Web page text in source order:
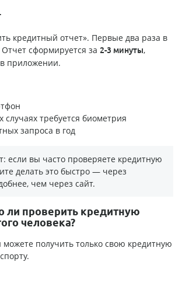
кредитный отчет». Первые два раза в
сформируется за 2-3 минуты,
приложении.
случаях требуется биометрия
запроса в год
если вы часто проверяете кредитную
делать это быстро — через
чем через сайт.
ли проверить кредитную
человека?
можете получить только свою кредитную